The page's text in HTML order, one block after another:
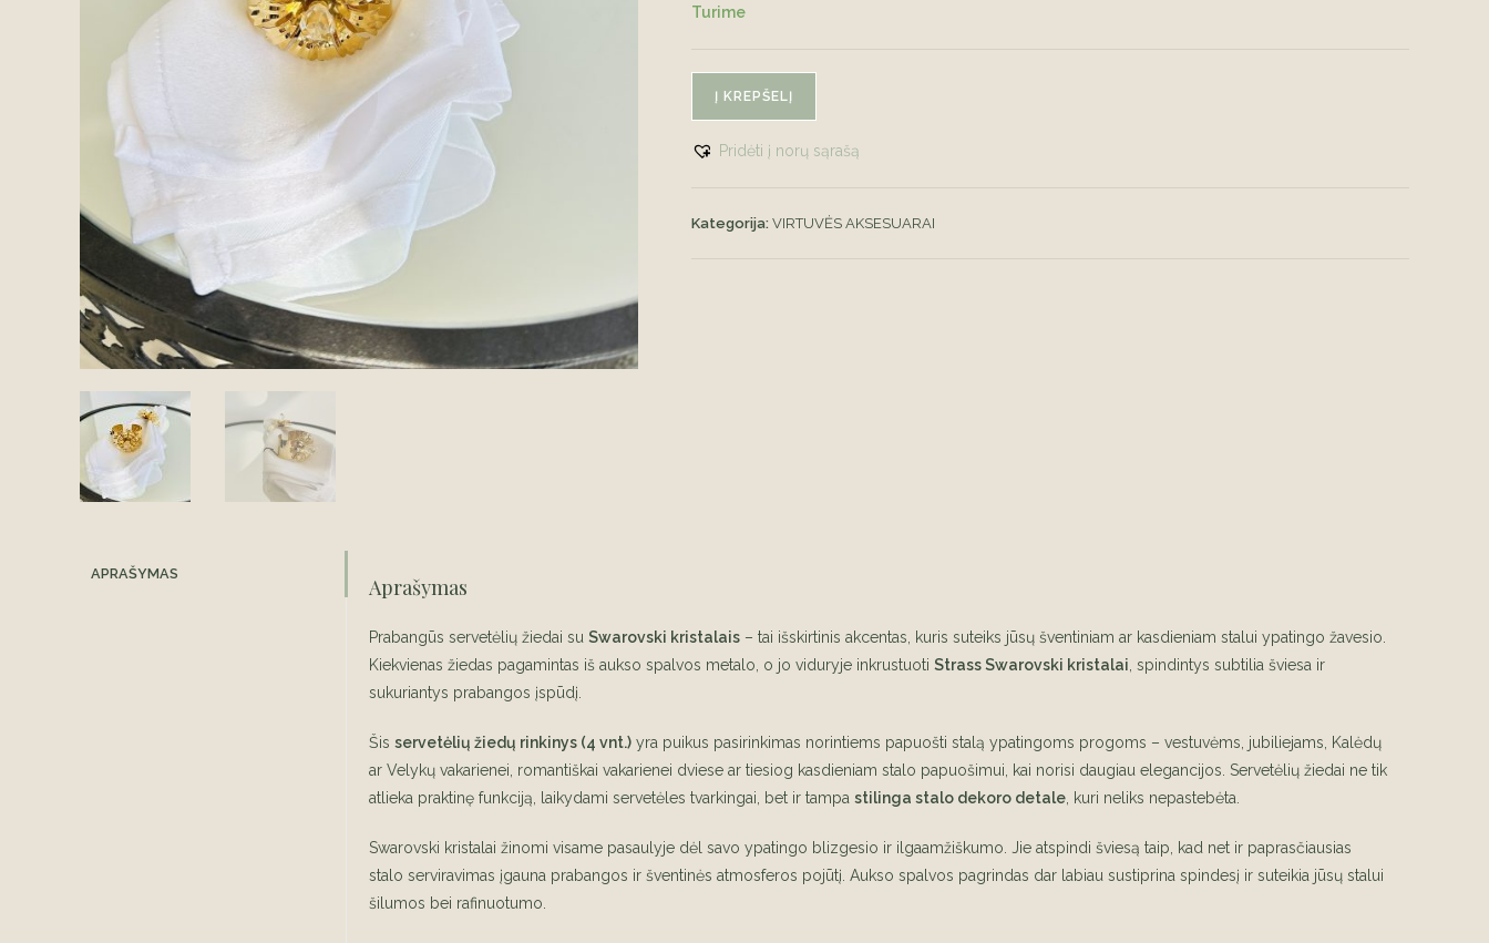
Turime
Swarovski
Į KREPŠELĮ
Pridėti į norų sąrašą
Kategorija: VIRTUVĖS AKSESUARAI
APRAŠYMAS
Aprašymas
Prabangūs servetėlių žiedai su Swarovski kristalais – tai išskirtinis akcentas, kuris suteiks jūsų šventiniam ar kasdieniam stalui ypatingo žavesio.
Kiekvienas žiedas pagamintas iš aukso spalvos metalo, o jo viduryje inkrustuoti Strass Swarovski kristalai , spindintys subtilia šviesa ir
sukuriantys prabangos įspūdį.
Šis servetėlių žiedų rinkinys (4 vnt.) yra puikus pasirinkimas norintiems papuošti stalą ypatingoms progoms – vestuvėms, jubiliejams, Kalėdų
ar Velykų vakarienei, romantiškai vakarienei dviese ar tiesiog kasdieniam stalo papuošimui, kai norisi daugiau elegancijos. Servetėlių žiedai ne tik
atlieka praktinę funkciją, laikydami servetėles tvarkingai, bet ir tampa stilinga stalo dekoro detale , kuri neliks nepastebėta.
Swarovski kristalai žinomi visame pasaulyje dėl savo ypatingo blizgesio ir ilgaamžiškumo. Jie atspindi šviesą taip, kad net ir paprasčiausias
stalo serviravimas įgauna prabangos ir šventinės atmosferos pojūtį. Aukso spalvos pagrindas dar labiau sustiprina spindesį ir suteikia jūsų stalui
šilumos bei rafinuotumo.